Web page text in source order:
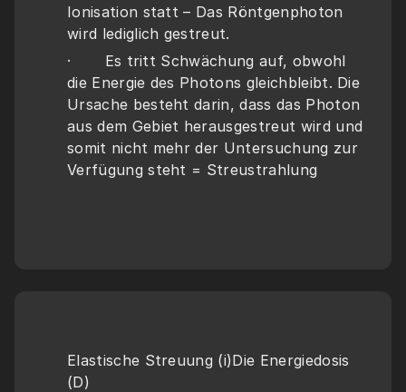
Ionisation statt – Das Röntgenphoton
wird lediglich gestreut.
·       Es tritt Schwächung auf, obwohl
die Energie des Photons gleichbleibt. Die
Ursache besteht darin, dass das Photon
aus dem Gebiet herausgestreut wird und
somit nicht mehr der Untersuchung zur
Verfügung steht = Streustrahlung
Elastische Streuung (i)Die Energiedosis
(D)